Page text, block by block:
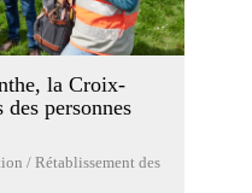
la Croix-
personnes
/ Rétablissement des